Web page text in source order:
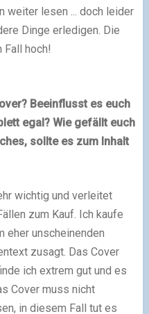
weiter lesen ... doch leider
Dinge erledigen. Die
Fall hoch!
Beeinflusst es euch
egal? Wie gefällt euch
sollte es zum Inhalt
wichtig und verleitet
zum Kauf. Ich kaufe
eher unscheinenden
zusagt. Das Cover
ich extrem gut und es
Cover muss nicht
in diesem Fall tut es